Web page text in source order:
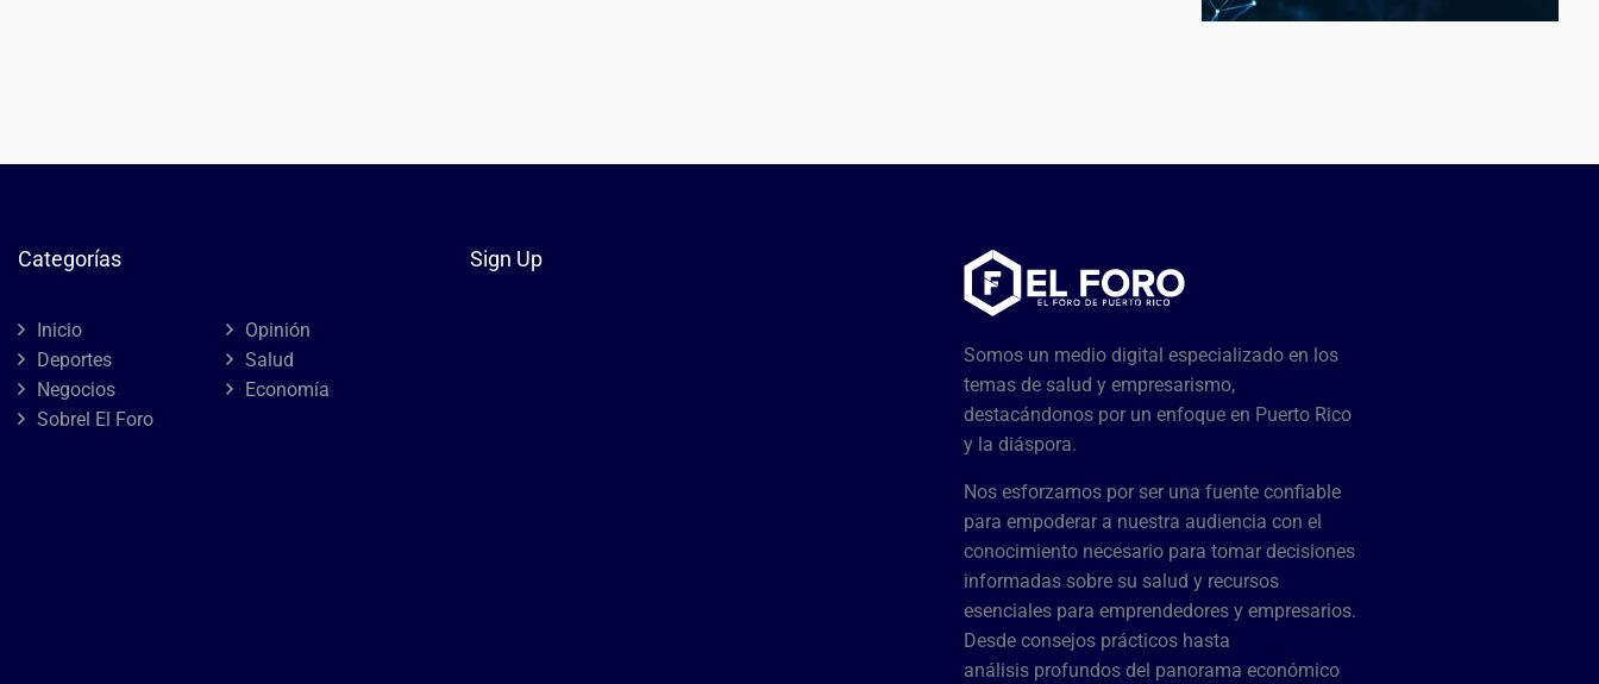
Categorías
Inicio
Opinión
Deportes
Salud
Negocios
Economía
Sobrel El Foro
Sign Up
Somos un medio digital especializado en los
temas de salud y empresarismo,
destacándonos por un enfoque en Puerto Rico
y la diáspora.
Nos esforzamos por ser una fuente confiable
para empoderar a nuestra audiencia con el
conocimiento necesario para tomar decisiones
informadas sobre su salud y recursos
esenciales para emprendedores y empresarios.
Desde consejos prácticos hasta
análisis profundos del panorama económico